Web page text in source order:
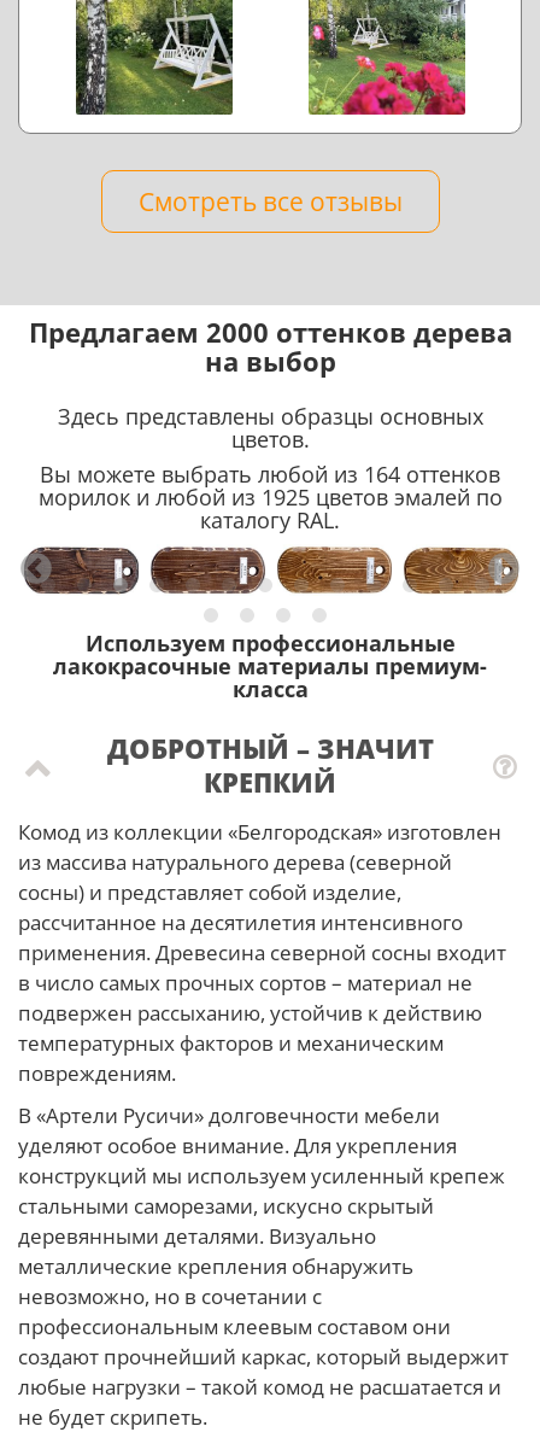
Смотреть все отзывы
Предлагаем 2000 оттенков дерева
на выбор
Здесь представлены образцы основных
цветов.
Вы можете выбрать любой из 164 оттенков
морилок и любой из 1925 цветов эмалей по
каталогу RAL.
Используем профессиональные
лакокрасочные материалы премиум-
класса
ДОБРОТНЫЙ – ЗНАЧИТ
КРЕПКИЙ
Комод из коллекции «Белгородская» изготовлен
из массива натурального дерева (северной
сосны) и представляет собой изделие,
рассчитанное на десятилетия интенсивного
применения. Древесина северной сосны входит
в число самых прочных сортов – материал не
подвержен рассыханию, устойчив к действию
температурных факторов и механическим
повреждениям.
В «Артели Русичи» долговечности мебели
уделяют особое внимание. Для укрепления
конструкций мы используем усиленный крепеж
стальными саморезами, искусно скрытый
деревянными деталями. Визуально
металлические крепления обнаружить
невозможно, но в сочетании с
профессиональным клеевым составом они
создают прочнейший каркас, который выдержит
любые нагрузки – такой комод не расшатается и
не будет скрипеть.